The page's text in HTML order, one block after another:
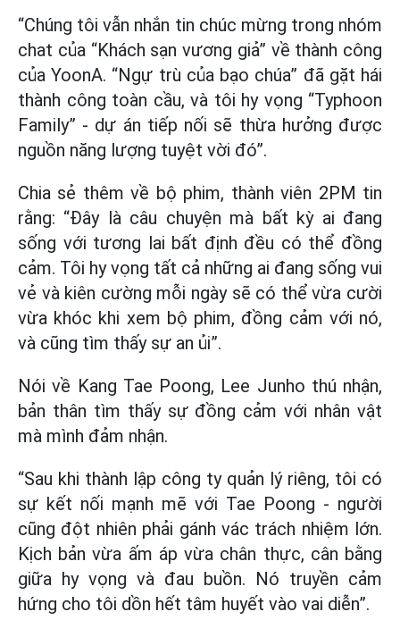
“Chúng tôi vẫn nhắn tin chúc mừng trong nhóm
chat của “Khách sạn vương giả” về thành công
của YoonA. “Ngự trù của bạo chúa” đã gặt hái
thành công toàn cầu, và tôi hy vọng “Typhoon
Family” - dự án tiếp nối sẽ thừa hưởng được
nguồn năng lượng tuyệt vời đó”.
Chia sẻ thêm về bộ phim, thành viên 2PM tin
rằng: “Đây là câu chuyện mà bất kỳ ai đang
sống với tương lai bất định đều có thể đồng
cảm. Tôi hy vọng tất cả những ai đang sống vui
vẻ và kiên cường mỗi ngày sẽ có thể vừa cười
vừa khóc khi xem bộ phim, đồng cảm với nó,
và cũng tìm thấy sự an ủi”.
Nói về Kang Tae Poong, Lee Junho thú nhận,
bản thân tìm thấy sự đồng cảm với nhân vật
mà mình đảm nhận.
“Sau khi thành lập công ty quản lý riêng, tôi có
sự kết nối mạnh mẽ với Tae Poong - người
cũng đột nhiên phải gánh vác trách nhiệm lớn.
Kịch bản vừa ấm áp vừa chân thực, cân bằng
giữa hy vọng và đau buồn. Nó truyền cảm
hứng cho tôi dồn hết tâm huyết vào vai diễn”.